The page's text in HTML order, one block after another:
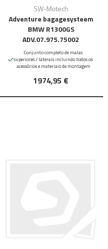
SW-Motech
Adventure bagagesysteem
BMW R1300GS
ADV.07.975.75002
Conjunto completo de malas
superiores / laterais incluindo todos os
acessórios e materiais de montagem
1974,95 €